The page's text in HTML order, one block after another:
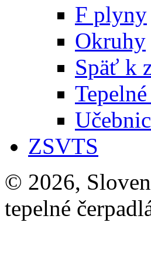
F plyny
Okruhy
Späť k
ZSVTS
© 2026,
tepelné